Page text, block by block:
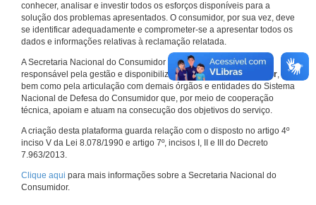
conhecer, analisar e investir todos os esforços disponíveis para a
solução dos problemas apresentados. O consumidor, por sua vez, deve
se identificar adequadamente e comprometer-se a apresentar todos os
dados e informações relativas à reclamação relatada.
A Secretaria Nacional do Consumidor do Ministério da Justiça é a
responsável pela gestão e disponibilização doConsumidor.gov.br,
bem como pela articulação com demais órgãos e entidades do Sistema
Nacional de Defesa do Consumidor que, por meio de cooperação
técnica, apoiam e atuam na consecução dos objetivos do serviço.
A criação desta plataforma guarda relação com o disposto no artigo 4º
inciso V da Lei 8.078/1990 e artigo 7º, incisos I, II e III do Decreto
7.963/2013.
Clique aqui para mais informações sobre a Secretaria Nacional do
Consumidor.